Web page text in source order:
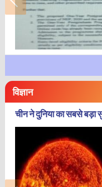
विज्ञान
चीन ने दुनिया का सबसे